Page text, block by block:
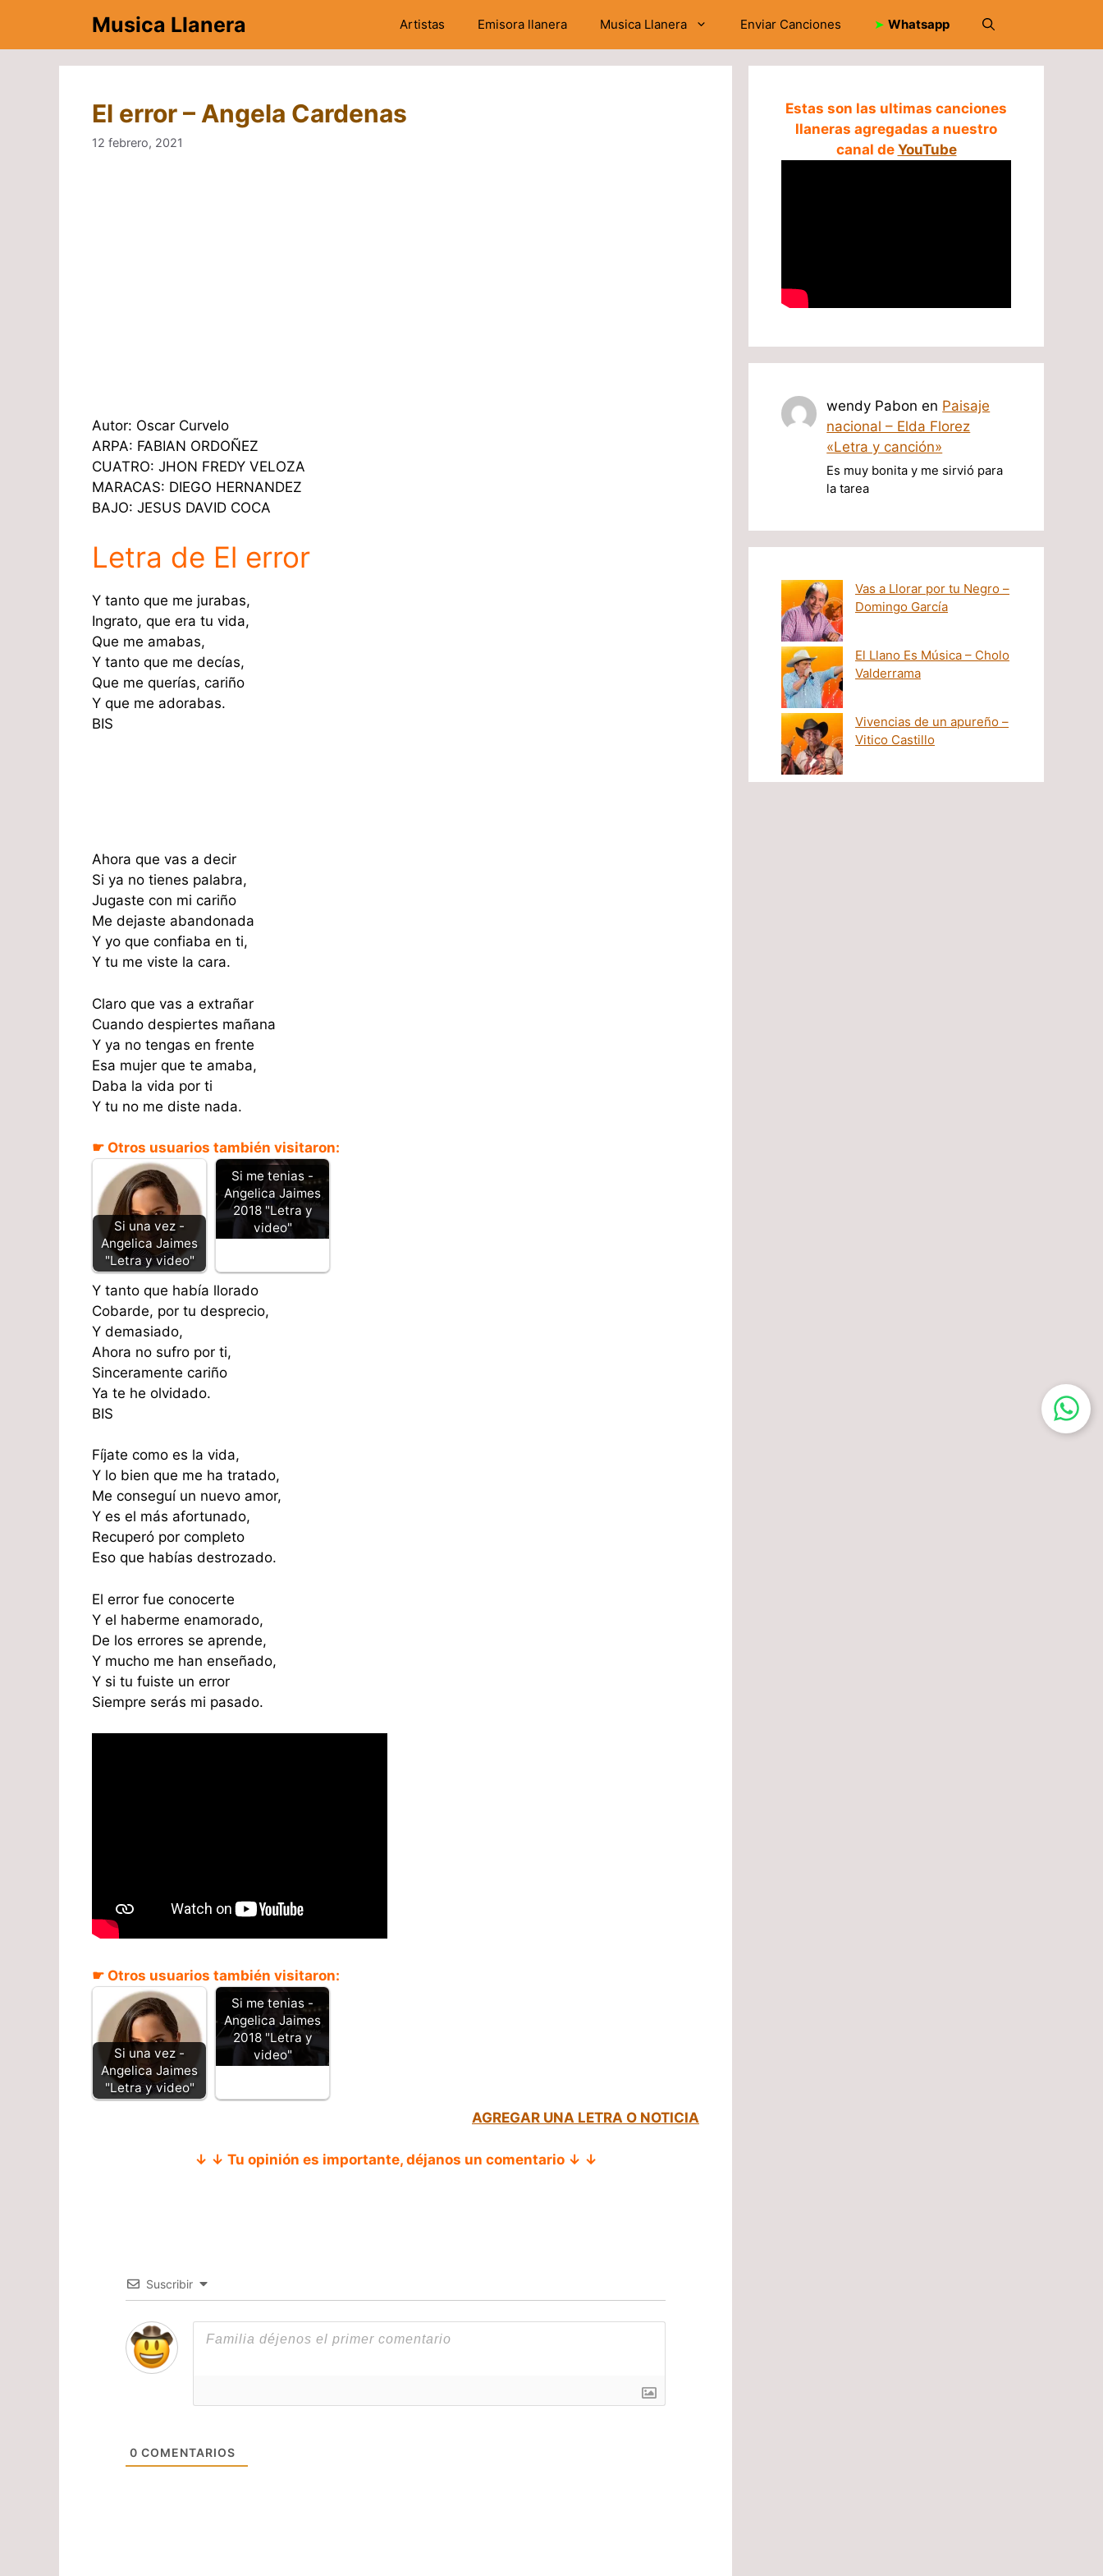
contenido
Musica Llanera Artistas Emisora llanera Musica Llanera Enviar Canciones ➤ Whatsapp
El error – Angela Cardenas
12 febrero, 2021
Autor: Oscar Curvelo
ARPA: FABIAN ORDOÑEZ
CUATRO: JHON FREDY VELOZA
MARACAS: DIEGO HERNANDEZ
BAJO: JESUS DAVID COCA
Letra de El error
Y tanto que me jurabas,
Ingrato, que era tu vida,
Que me amabas,
Y tanto que me decías,
Que me querías, cariño
Y que me adorabas.
BIS
Ahora que vas a decir
Si ya no tienes palabra,
Jugaste con mi cariño
Me dejaste abandonada
Y yo que confiaba en ti,
Y tu me viste la cara.
Claro que vas a extrañar
Cuando despiertes mañana
Y ya no tengas en frente
Esa mujer que te amaba,
Daba la vida por ti
Y tu no me diste nada.
☛ Otros usuarios también visitaron:
Si una vez -
Angelica Jaimes
"Letra y video"
Si me tenias -
Angelica Jaimes
2018 "Letra y
video"
Y tanto que había llorado
Cobarde, por tu desprecio,
Y demasiado,
Ahora no sufro por ti,
Sinceramente cariño
Ya te he olvidado.
BIS
Fíjate como es la vida,
Y lo bien que me ha tratado,
Me conseguí un nuevo amor,
Y es el más afortunado,
Recuperó por completo
Eso que habías destrozado.
El error fue conocerte
Y el haberme enamorado,
De los errores se aprende,
Y mucho me han enseñado,
Y si tu fuiste un error
Siempre serás mi pasado.
☛ Otros usuarios también visitaron:
Si una vez -
Angelica Jaimes
"Letra y video"
Si me tenias -
Angelica Jaimes
2018 "Letra y
video"
AGREGAR UNA LETRA O NOTICIA
↓ ↓ Tu opinión es importante, déjanos un comentario ↓ ↓
Suscribir
0 COMENTARIOS
Estas son las ultimas canciones
llaneras agregadas a nuestro
canal de YouTube
wendy Pabon en Paisaje
nacional – Elda Florez
«Letra y canción»
Es muy bonita y me sirvió para
la tarea
Vas a Llorar por tu Negro –
Domingo García
El Llano Es Música – Cholo
Valderrama
Vivencias de un apureño –
Vitico Castillo